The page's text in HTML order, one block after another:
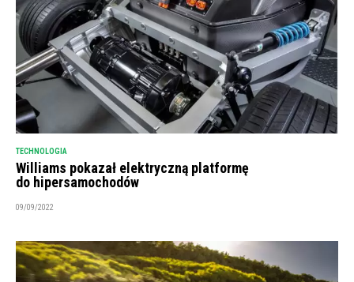
TECHNOLOGIA
Williams pokazał elektryczną platformę
do hipersamochodów
09/09/2022